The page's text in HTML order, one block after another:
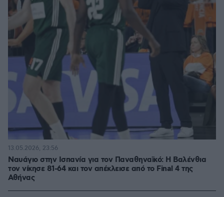
Ναυάγιο στην Ισπανία για τον Παναθηναϊκό: Η Βαλένθια
τον νίκησε 81-64 και τον απέκλεισε από το Final 4 της
Αθήνας
13.05.2026, 23:56